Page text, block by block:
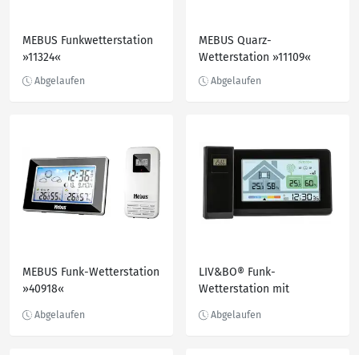
MEBUS Funkwetterstation
»11324«
MEBUS Quarz-
Wetterstation »11109«
MEBUS Funk-Wetterstation
»40918«
LIV&BO® Funk-
Wetterstation mit